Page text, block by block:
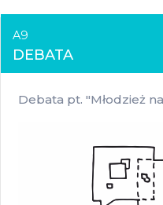
A9
DEBATA
Debata pt. "Młodzież